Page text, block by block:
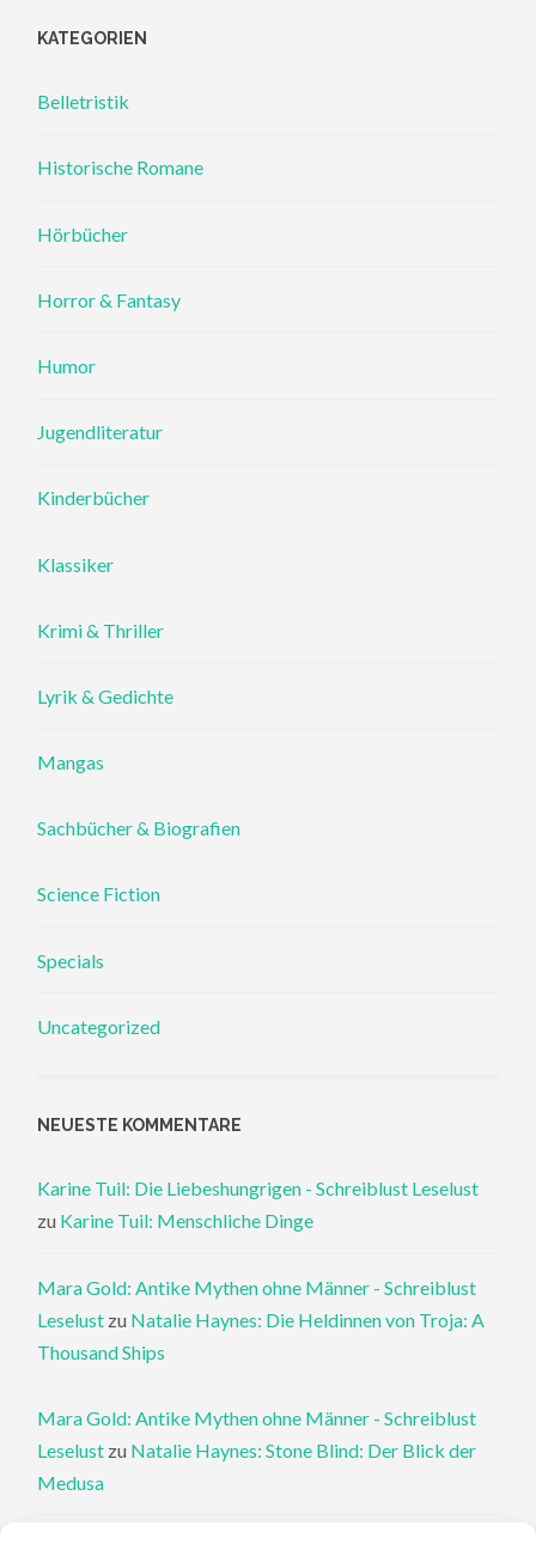
KATEGORIEN
Belletristik
Historische Romane
Hörbücher
Horror & Fantasy
Humor
Jugendliteratur
Kinderbücher
Klassiker
Krimi & Thriller
Lyrik & Gedichte
Mangas
Sachbücher & Biografien
Science Fiction
Specials
Uncategorized
NEUESTE KOMMENTARE
Karine Tuil: Die Liebeshungrigen - Schreiblust Leselust
zu Karine Tuil: Menschliche Dinge
Mara Gold: Antike Mythen ohne Männer - Schreiblust
Leselust zu Natalie Haynes: Die Heldinnen von Troja: A
Thousand Ships
Mara Gold: Antike Mythen ohne Männer - Schreiblust
Leselust zu Natalie Haynes: Stone Blind: Der Blick der
Medusa